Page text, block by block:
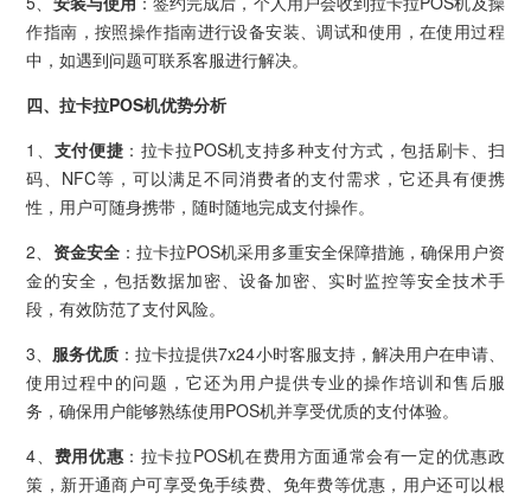
作指南，按照操作指南进行设备安装、调试和使用，在使用过程
中，如遇到问题可联系客服进行解决。
四、拉卡拉POS机优势分析
1、 支付便捷 ：拉卡拉POS机支持多种支付方式，包括刷卡、扫
码、NFC等，可以满足不同消费者的支付需求，它还具有便携
性，用户可随身携带，随时随地完成支付操作。
2、 资金安全：拉卡拉POS机采用多重安全保障措施，确保用户资
金的安全，包括数据加密、设备加密、实时监控等安全技术手
段，有效防范了支付风险。
3、 服务优质 ：拉卡拉提供7x24小时客服支持，解决用户在申请、
使用过程中的问题，它还为用户提供专业的操作培训和售后服
务，确保用户能够熟练使用POS机并享受优质的支付体验。
4、 费用优惠 ：拉卡拉POS机在费用方面通常会有一定的优惠政
策，新开通商户可享受免手续费、免年费等优惠，用户还可以根